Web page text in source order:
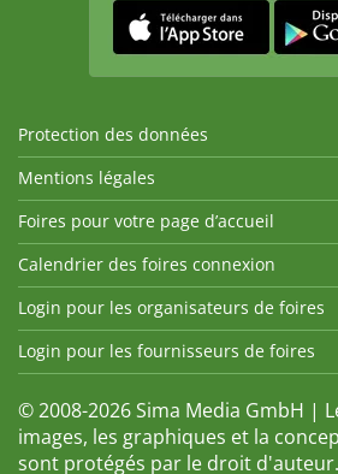
Protection des données
Mentions légales
Foires pour votre page d’accueil
Calendrier des foires connexion
Login pour les organisateurs de foires
Login pour les fournisseurs de foires
© 2008-2026 Sima Media GmbH |
images, les graphiques et la
sont protégés par le droit